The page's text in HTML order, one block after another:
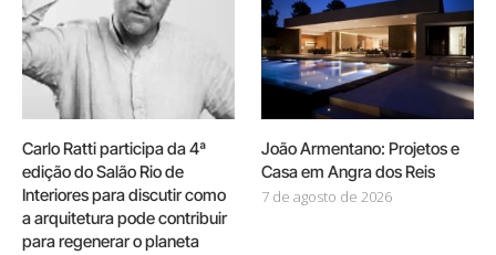
Carlo Ratti participa da 4ª
edição do Salão Rio de
Interiores para discutir como
a arquitetura pode contribuir
para regenerar o planeta
João Armentano: Projetos e
Casa em Angra dos Reis
7 de agosto de 2026